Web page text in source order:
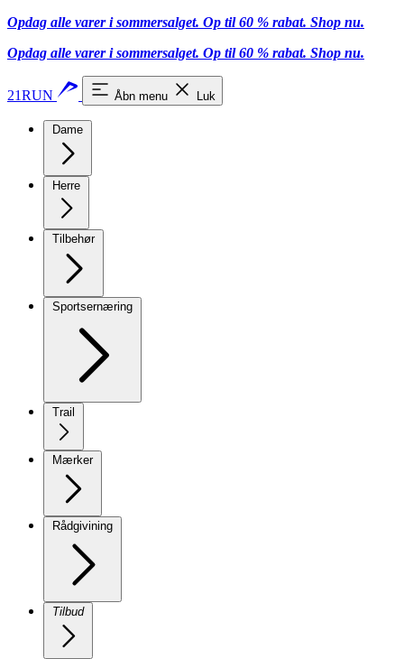
Opdag alle varer i sommersalget. Op til 60 % rabat. Shop nu.
Opdag alle varer i sommersalget. Op til 60 % rabat. Shop nu.
21RUN Åbn menu Luk
Dame
Herre
Tilbehør
Sportsernæring
Trail
Mærker
Rådgivining
Tilbud